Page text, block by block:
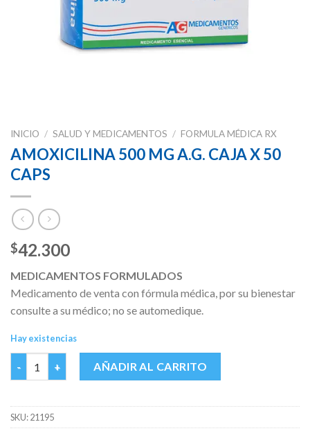
INICIO / SALUD Y MEDICAMENTOS / FORMULA MÉDICA RX
AMOXICILINA 500 MG A.G. CAJA X 50
CAPS
$42.300
MEDICAMENTOS FORMULADOS
Medicamento de venta con fórmula médica, por su bienestar
consulte a su médico; no se automedique.
Hay existencias
AMOXICILINA 500 MG A.G. CAJA X 50 CAPS cantidad
AÑADIR AL CARRITO
SKU:21195